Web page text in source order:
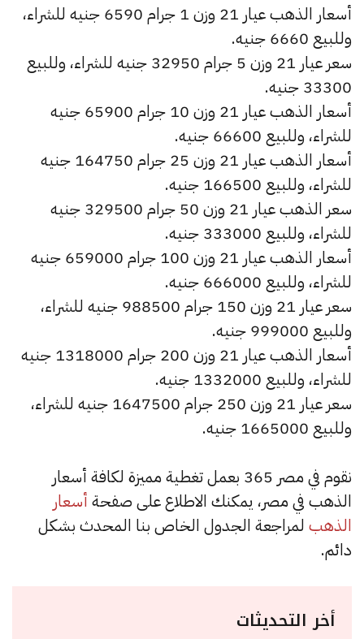
أسعار الذهب عيار 21 وزن 1 جرام 6590 جنيه للشراء،
وللبيع 6660 جنيه.
سعر عيار 21 وزن 5 جرام 32950 جنيه للشراء، وللبيع
33300 جنيه.
أسعار الذهب عيار 21 وزن 10 جرام 65900 جنيه
للشراء، وللبيع 66600 جنيه.
أسعار الذهب عيار 21 وزن 25 جرام 164750 جنيه
للشراء، وللبيع 166500 جنيه.
سعر الذهب عيار 21 وزن 50 جرام 329500 جنيه
للشراء، وللبيع 333000 جنيه.
أسعار الذهب عيار 21 وزن 100 جرام 659000 جنيه
للشراء، وللبيع 666000 جنيه.
سعر عيار 21 وزن 150 جرام 988500 جنيه للشراء،
وللبيع 999000 جنيه.
أسعار الذهب عيار 21 وزن 200 جرام 1318000 جنيه
للشراء، وللبيع 1332000 جنيه.
سعر عيار 21 وزن 250 جرام 1647500 جنيه للشراء،
وللبيع 1665000 جنيه.
نقوم في مصر 365 بعمل تغطية مميزة لكافة أسعار
الذهب في مصر، يمكنك الاطلاع على صفحة أسعار
الذهب لمراجعة الجدول الخاص بنا المحدث بشكل
دائم.
أخر التحديثات